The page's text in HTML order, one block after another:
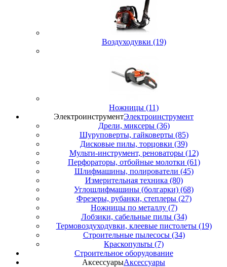
Воздуходувки (19)
Ножницы (11)
ЭлектроинструментЭлектроинструмент
Дрели, миксеры (36)
Шуруповерты, гайковерты (85)
Дисковые пилы, торцовки (39)
Мульти-инструмент, реноваторы (12)
Перфораторы, отбойные молотки (61)
Шлифмашины, полирователи (45)
Измерительная техника (80)
Углошлифмашины (болгарки) (68)
Фрезеры, рубанки, степлеры (27)
Ножницы по металлу (7)
Лобзики, сабельные пилы (34)
Термовоздуходувки, клеевые пистолеты (19)
Строительные пылесосы (34)
Краскопульты (7)
Строительное оборудование
АксессуарыАксессуары